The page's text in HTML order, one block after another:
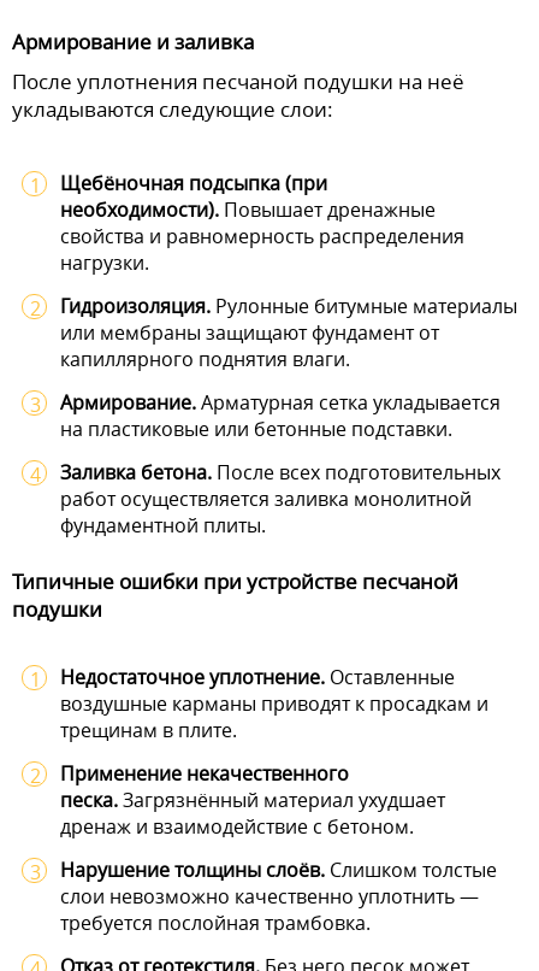
Армирование и заливка
После уплотнения песчаной подушки на неё
укладываются следующие слои:
Щебёночная подсыпка (при
необходимости). Повышает дренажные
свойства и равномерность распределения
нагрузки.
Гидроизоляция. Рулонные битумные материалы
или мембраны защищают фундамент от
капиллярного поднятия влаги.
Армирование.Арматурная сетка укладывается
на пластиковые или бетонные подставки.
Заливка бетона. После всех подготовительных
работ осуществляется заливка монолитной
фундаментной плиты.
Типичные ошибки при устройстве песчаной
подушки
Недостаточное уплотнение. Оставленные
воздушные карманы приводят к просадкам и
трещинам в плите.
Применение некачественного
песка.Загрязнённый материал ухудшает
дренаж и взаимодействие с бетоном.
Нарушение толщины слоёв. Слишком толстые
слои невозможно качественно уплотнить —
требуется послойная трамбовка.